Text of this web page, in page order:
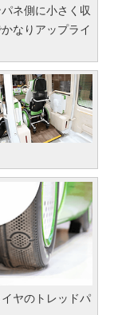
ネ側に小さく収
なりアップライ
ヤのトレッドパ